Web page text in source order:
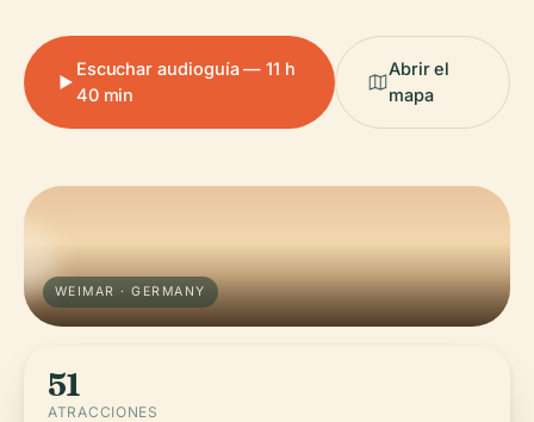
Escuchar audioguía — 11 h
40 min
Abrir el
mapa
WEIMAR · GERMANY
51
ATRACCIONES